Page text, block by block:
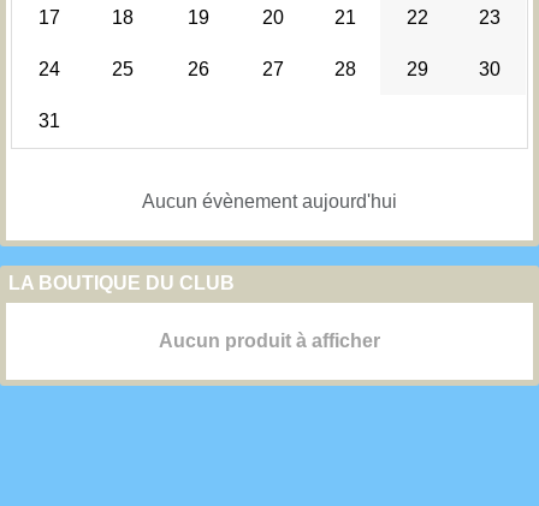
17 18 19 20 21 22 23
24 25 26 27 28 29 30
31
Aucun évènement aujourd'hui
LA BOUTIQUE DU CLUB
Aucun produit à afficher